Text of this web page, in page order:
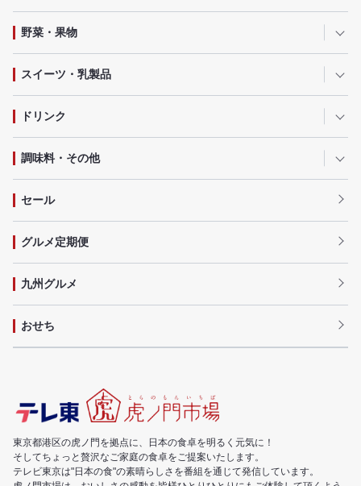
野菜・果物
スイーツ・乳製品
ドリンク
調味料・その他
セール
グルメ定期便
九州グルメ
おせち
東京都港区の虎ノ門を拠点に、日本の食卓を明るく元気に！
そしてちょっと贅沢なご家庭の食卓をご提案いたします。
テレビ東京は"日本の食"の素晴らしさを番組を通じて発信しています。